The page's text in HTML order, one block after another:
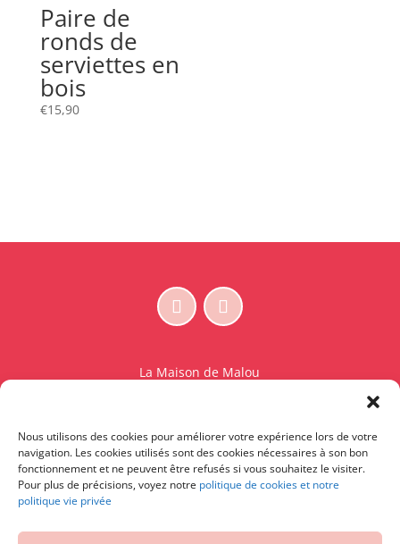
Nous utilisons des cookies pour améliorer votre expérience lors de votre
navigation. Les cookies utilisés sont des cookies nécessaires à son bon
fonctionnement et ne peuvent être refusés si vous souhaitez le visiter.
Pour plus de précisions, voyez notre politique de cookies et notre
politique vie privée
Paire de
ronds de
serviettes en
bois
€15,90
La Maison de Malou
BE 0765.825.589
© La Maison de Malou – TDM interdit sauf accord
écrit préalable | Entraînement d’IA strictement
interdit.